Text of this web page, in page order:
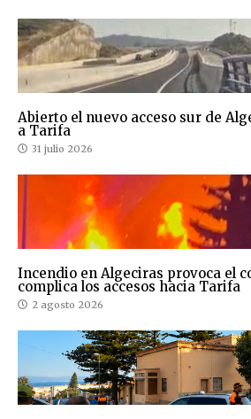
Abierto el nuevo acceso sur de
a Tarifa
31 julio 2026
Incendio en Algeciras provoca el
complica los accesos hacia Tarifa
2 agosto 2026